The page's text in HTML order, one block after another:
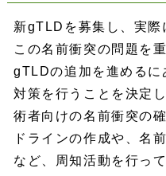
新gTLDを募集し、実際
この名前衝突の問題を
gTLDの追加を進めるに
対策を行うことを決定
術者向けの名前衝突の
ドラインの作成や、名
など、周知活動を行っ